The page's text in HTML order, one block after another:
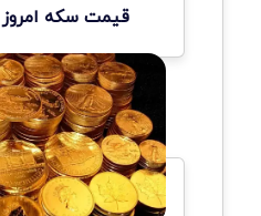
قیمت سکه امروز 1 مرداد 1404